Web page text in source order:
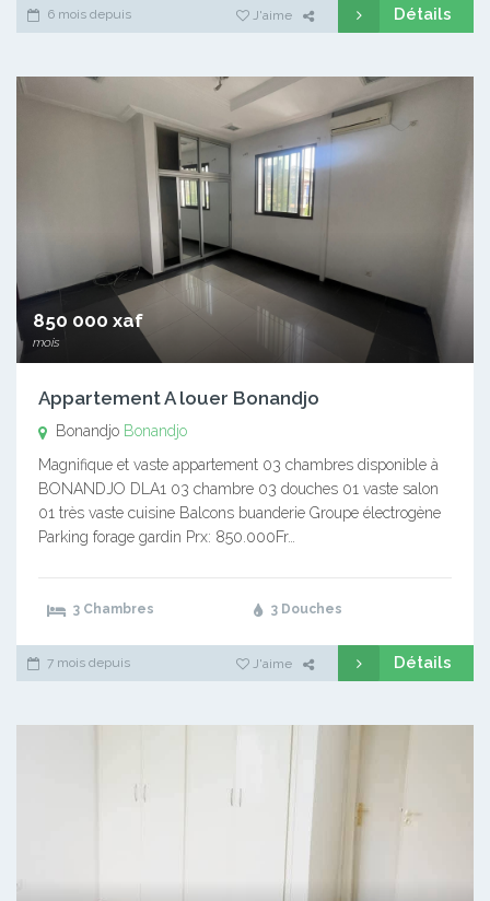
6 mois depuis J'aime Détails
850 000 xaf
mois
Appartement A louer Bonandjo
Bonandjo Bonandjo
Magnifique et vaste appartement 03 chambres disponible à
BONANDJO DLA1 03 chambre 03 douches 01 vaste salon
01 très vaste cuisine Balcons buanderie Groupe électrogène
Parking forage gardin Prx: 850.000Fr…
3 Chambres 3 Douches
7 mois depuis J'aime Détails